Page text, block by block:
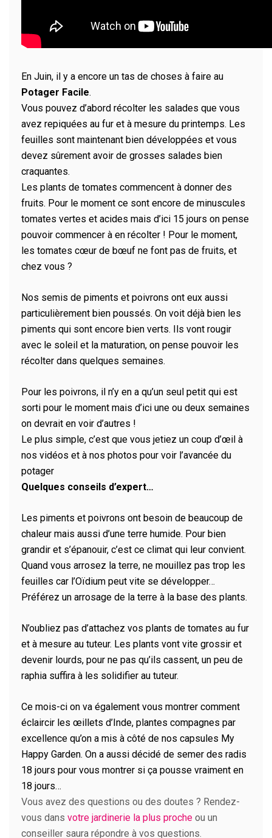
En Juin, il y a encore un tas de choses à faire au
Potager Facile.
Vous pouvez d’abord récolter les salades que vous
avez repiquées au fur et à mesure du printemps. Les
feuilles sont maintenant bien développées et vous
devez sûrement avoir de grosses salades bien
craquantes.
Les plants de tomates commencent à donner des
fruits. Pour le moment ce sont encore de minuscules
tomates vertes et acides mais d’ici 15 jours on pense
pouvoir commencer à en récolter ! Pour le moment,
les tomates cœur de bœuf ne font pas de fruits, et
chez vous ?
Nos semis de piments et poivrons ont eux aussi
particulièrement bien poussés. On voit déjà bien les
piments qui sont encore bien verts. Ils vont rougir
avec le soleil et la maturation, on pense pouvoir les
récolter dans quelques semaines.
Pour les poivrons, il n’y en a qu’un seul petit qui est
sorti pour le moment mais d’ici une ou deux semaines
on devrait en voir d’autres !
Le plus simple, c’est que vous jetiez un coup d’œil à
nos vidéos et à nos photos pour voir l’avancée du
potager
Quelques conseils d’expert…
Les piments et poivrons ont besoin de beaucoup de
chaleur mais aussi d’une terre humide. Pour bien
grandir et s’épanouir, c’est ce climat qui leur convient.
Quand vous arrosez la terre, ne mouillez pas trop les
feuilles car l’Oïdium peut vite se développer…
Préférez un arrosage de la terre à la base des plants.
N’oubliez pas d’attachez vos plants de tomates au fur
et à mesure au tuteur. Les plants vont vite grossir et
devenir lourds, pour ne pas qu’ils cassent, un peu de
raphia suffira à les solidifier au tuteur.
Ce mois-ci on va également vous montrer comment
éclaircir les œillets d’Inde, plantes compagnes par
excellence qu’on a mis à côté de nos capsules My
Happy Garden. On a aussi décidé de semer des radis
18 jours pour vous montrer si ça pousse vraiment en
18 jours…
Vous avez des questions ou des doutes ? Rendez-
vous dans votre jardinerie la plus proche ou un
conseiller saura répondre à vos questions.